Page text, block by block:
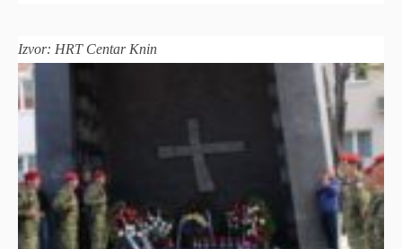
Izvor: HRT Centar Knin